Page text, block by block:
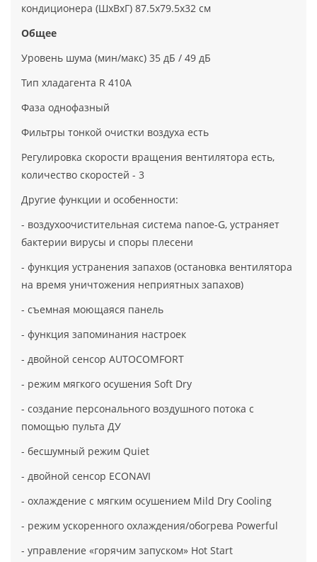
кондиционера (ШxВxГ) 87.5x79.5x32 см
Общее
Уровень шума (мин/макс) 35 дБ / 49 дБ
Тип хладагента R 410A
Фаза однофазный
Фильтры тонкой очистки воздуха есть
Регулировка скорости вращения вентилятора есть,
количество скоростей - 3
Другие функции и особенности:
- воздухоочистительная система nanoe-G, устраняет
бактерии вирусы и споры плесени
- функция устранения запахов (остановка вентилятора
на время уничтожения неприятных запахов)
- съемная моющаяся панель
- функция запоминания настроек
- двойной сенсор AUTOCOMFORT
- режим мягкого осушения Soft Dry
- создание персонального воздушного потока с
помощью пульта ДУ
- бесшумный режим Quiet
- двойной сенсор ECONAVI
- охлаждение с мягким осушением Mild Dry Cooling
- режим ускоренного охлаждения/обогрева Powerful
- управление «горячим запуском» Hot Start